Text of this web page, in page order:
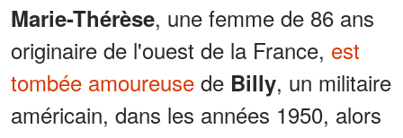
Marie-Thérèse, une femme de 86 ans
originaire de l'ouest de la France, est
tombée amoureuse de Billy, un militaire
américain, dans les années 1950, alors